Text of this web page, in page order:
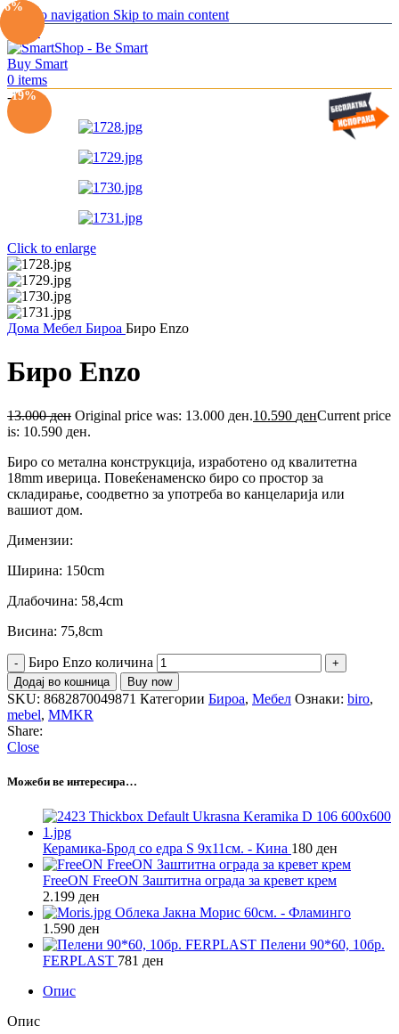
Skip to navigation Skip to main content
0 items
-19%
-19%
Click to enlarge
Дома Мебел Бироа Биро Enzo
Биро Enzo
13.000ден Original price was: 13.000 ден.10.590 денCurrent price
is: 10.590 ден.
Биро со метална конструкција, изработено од квалитетна
18mm иверица. Повеќенаменско биро со простор за
складирање, соодветно за употреба во канцеларија или
вашиот дом.
Димензии:
Ширина: 150cm
Длабочина: 58,4cm
Висина: 75,8cm
Биро Enzo количина
Додај во кошница Buy now
SKU: 8682870049871 Категории Бироа, Мебел Ознаки: biro,
mebel, MMKR
Share:
Close
Можеби ве интересира…
Керамика-Брод со едра S 9х11см. - Кина 180 ден
FreeON FreeON Заштитна ограда за кревет крем
2.199 ден
Облека Јакна Морис 60см. - Фламинго
1.590 ден
Пелени 90*60, 10бр.
FERPLAST 781 ден
Опис
Опис
-13%
-6%